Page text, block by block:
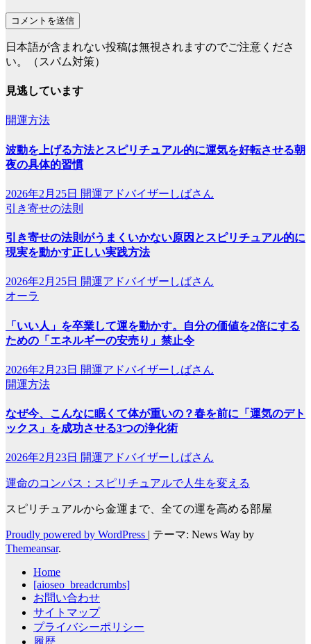
日本語が含まれない投稿は無視されますのでご注意くださ
い。（スパム対策）
見逃しています
開運方法
波動を上げる方法とスピリチュアル的に運気を好転させる朝
夜の具体的習慣
2026年2月25日 開運アドバイザーしばさん
引き寄せの法則
引き寄せの法則がうまくいかない原因とスピリチュアル的に
現実を動かす正しい実践方法
2026年2月25日 開運アドバイザーしばさん
オーラ
「いい人」を卒業して運を動かす。自分の価値を2倍にする
ための「エネルギーの安売り」禁止令
2026年2月23日 開運アドバイザーしばさん
開運方法
なぜ今、こんなに眠くて体が重いの？春を前に「運気のデト
ックス」を成功させる3つの浄化術
2026年2月23日 開運アドバイザーしばさん
運命のコンパス：スピリチュアルで人生を変える
スピリチュアルから金運まで、全ての運を高める部屋
Proudly powered by WordPress | テーマ: News Way by
Themeansar.
Home
[aioseo_breadcrumbs]
お問い合わせ
サイトマップ
プライバシーポリシー